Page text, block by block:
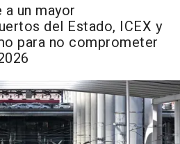
un mayor
del Estado, ICEX y
para no comprometer